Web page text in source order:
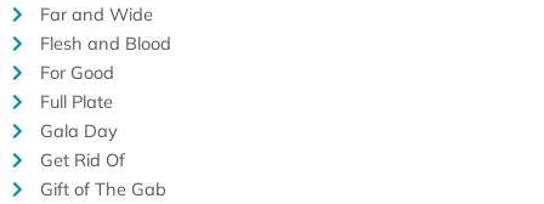
Far and Wide
Flesh and Blood
For Good
Full Plate
Gala Day
Get Rid Of
Gift of The Gab